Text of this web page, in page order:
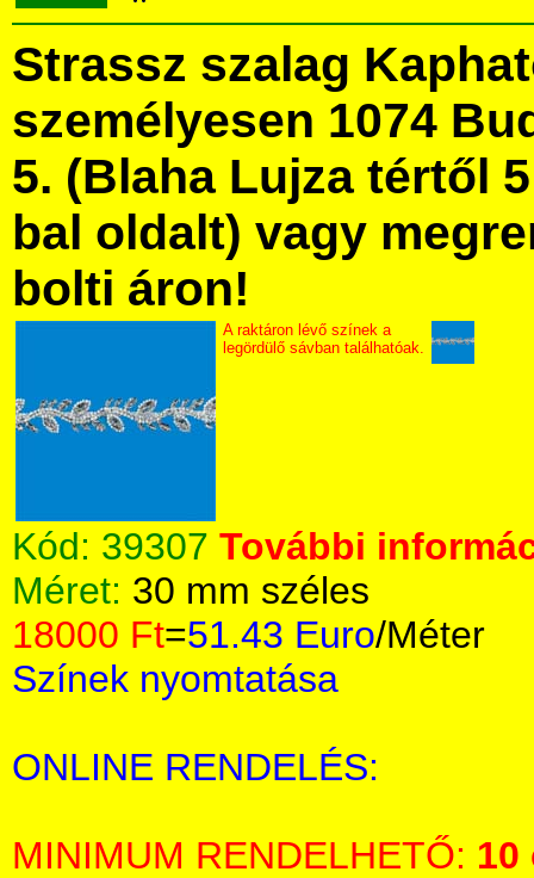
Strassz szalag
személyesen 1074
5. (Blaha Lujza tértől
bal oldalt) vagy
bolti áron!
A raktáron lévő színek a
legördülő sávban találhatóak.
Kód: 39307 További
Méret: 30 mm széles
18000 Ft=51.43 Euro/Méter
Színek nyomtatása
ONLINE RENDELÉS:
MINIMUM RENDELHETŐ: 10